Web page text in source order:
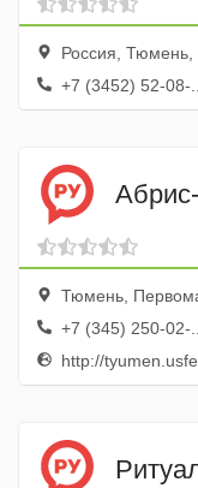
Россия,
+7 (3452) 52-08-...
Тюмень,
+7 (345) 250-02-...
http://